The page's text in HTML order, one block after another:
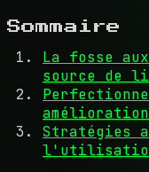
Sommaire
La fosse
source de
Stratégies